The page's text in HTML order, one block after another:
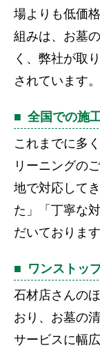
場よりも低価
組みは、お墓
く、弊社が取
されています。
全国での施
これまでに多
リーニングの
地で対応して
た」「丁寧な
だいております
ワンストッ
石材店さんの
おり、お墓の
サービスに幅